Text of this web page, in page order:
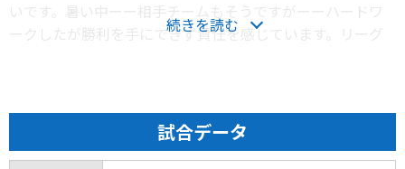
なったが、後半にセットプレーからのこぼれ球を押し込ま
ークしたが勝利を手にできず責任を感じています。リーグ
■質疑応答
続きを読む
試合データ